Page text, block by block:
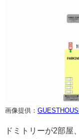
画像提供：
ドミトリーが2部屋